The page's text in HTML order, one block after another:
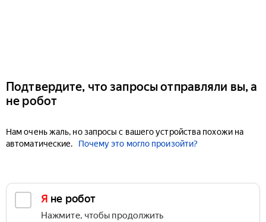
Подтвердите, что запросы отправляли вы, а
не робот
Нам очень жаль, но запросы с вашего устройства похожи на
автоматические.
Почему это могло произойти?
Я не робот
Нажмите, чтобы продолжить